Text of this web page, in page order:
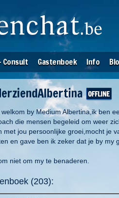
Consult Gastenboek Info
welkom by Medium Albertina,ik ben
die mensen begeleid om weer
met jou persoonlijke groei,mocht je
en gave ben ik zeker dat je by my
niet om my te benaderen.
(203):